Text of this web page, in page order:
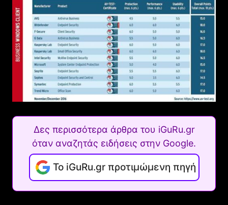
Δες περισσότερα άρθρα του iGuRu.gr
όταν αναζητάς ειδήσεις στην Google.
Το iGuRu.gr προτιμώμενη πηγή